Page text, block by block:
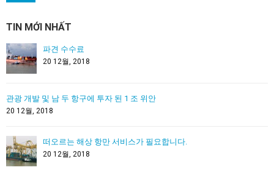
TIN MỚI NHẤT
파견 수수료
20 12월, 2018
관광 개발 및 남 두 항구에 투자 된 1 조 위안
20 12월, 2018
떠오르는 해상 항만 서비스가 필요합니다.
20 12월, 2018